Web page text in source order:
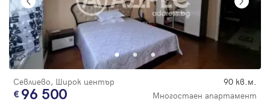
Севлиево, Широк център 90 кв.м.
96 500 Многостаен апартамент